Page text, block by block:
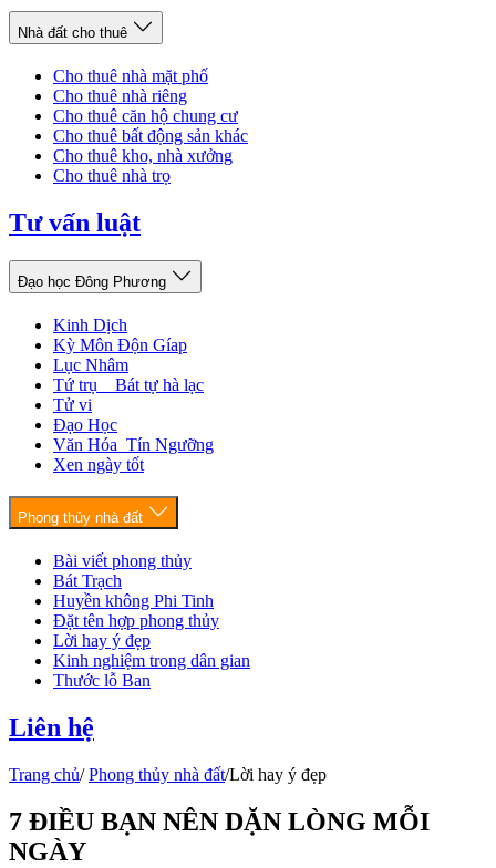
Nhà đất cho thuê
Cho thuê nhà mặt phố
Cho thuê nhà riêng
Cho thuê căn hộ chung cư
Cho thuê bất động sản khác
Cho thuê kho, nhà xưởng
Cho thuê nhà trọ
Tư vấn luật
Đạo học Đông Phương
Kinh Dịch
Kỳ Môn Độn Gíap
Lục Nhâm
Tứ trụ _ Bát tự hà lạc
Tử vi
Đạo Học
Văn Hóa_Tín Ngưỡng
Xen ngày tốt
Phong thủy nhà đất
Bài viết phong thủy
Bát Trạch
Huyền không Phi Tinh
Đặt tên hợp phong thủy
Lời hay ý đẹp
Kinh nghiệm trong dân gian
Thước lỗ Ban
Liên hệ
Trang chủ/ Phong thủy nhà đất/Lời hay ý đẹp
7 ĐIỀU BẠN NÊN DẶN LÒNG MỖI
NGÀY